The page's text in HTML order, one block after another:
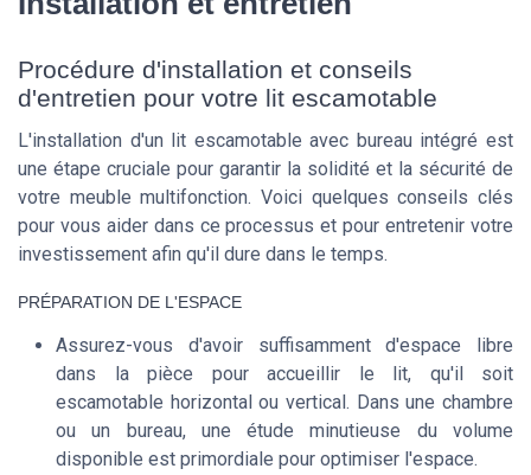
Procédure d'installation et conseils
d'entretien pour votre lit escamotable
L'installation d'un lit escamotable avec bureau intégré est
une étape cruciale pour garantir la solidité et la sécurité de
votre meuble multifonction. Voici quelques conseils clés
pour vous aider dans ce processus et pour entretenir votre
investissement afin qu'il dure dans le temps.
PRÉPARATION DE L'ESPACE
Assurez-vous d'avoir suffisamment d'espace libre
dans la pièce pour accueillir le lit, qu'il soit
escamotable horizontal ou vertical. Dans une chambre
ou un bureau, une étude minutieuse du volume
disponible est primordiale pour optimiser l'espace.